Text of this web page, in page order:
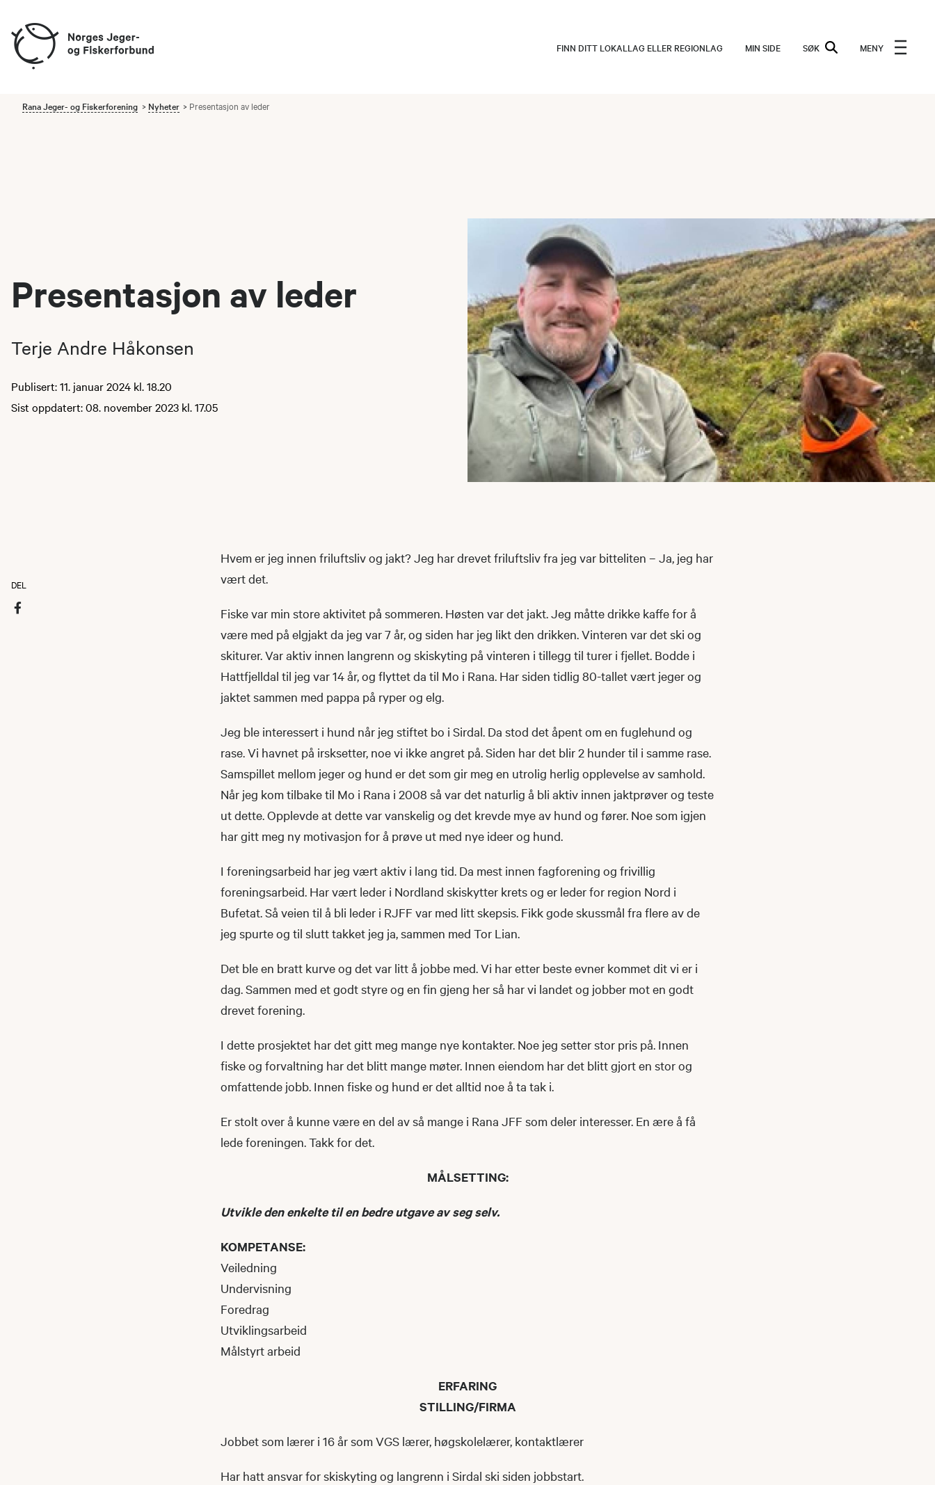
FINN DITT LOKALLAG ELLER REGIONLAG MIN SIDE SØK MENY
Rana Jeger- og Fiskerforening Nyheter Presentasjon av leder
Presentasjon av leder
Terje Andre Håkonsen
Publisert: 11. januar 2024 kl. 18.20
Sist oppdatert: 08. november 2023 kl. 17.05
DEL
Hvem er jeg innen friluftsliv og jakt? Jeg har drevet friluftsliv fra jeg var bitteliten – Ja, jeg har
vært det.
Fiske var min store aktivitet på sommeren. Høsten var det jakt. Jeg måtte drikke kaffe for å
være med på elgjakt da jeg var 7 år, og siden har jeg likt den drikken. Vinteren var det ski og
skiturer. Var aktiv innen langrenn og skiskyting på vinteren i tillegg til turer i fjellet. Bodde i
Hattfjelldal til jeg var 14 år, og flyttet da til Mo i Rana. Har siden tidlig 80-tallet vært jeger og
jaktet sammen med pappa på ryper og elg.
Jeg ble interessert i hund når jeg stiftet bo i Sirdal. Da stod det åpent om en fuglehund og
rase. Vi havnet på irsksetter, noe vi ikke angret på. Siden har det blir 2 hunder til i samme rase.
Samspillet mellom jeger og hund er det som gir meg en utrolig herlig opplevelse av samhold.
Når jeg kom tilbake til Mo i Rana i 2008 så var det naturlig å bli aktiv innen jaktprøver og teste
ut dette. Opplevde at dette var vanskelig og det krevde mye av hund og fører. Noe som igjen
har gitt meg ny motivasjon for å prøve ut med nye ideer og hund.
I foreningsarbeid har jeg vært aktiv i lang tid. Da mest innen fagforening og frivillig
foreningsarbeid. Har vært leder i Nordland skiskytter krets og er leder for region Nord i
Bufetat. Så veien til å bli leder i RJFF var med litt skepsis. Fikk gode skussmål fra flere av de
jeg spurte og til slutt takket jeg ja, sammen med Tor Lian.
Det ble en bratt kurve og det var litt å jobbe med. Vi har etter beste evner kommet dit vi er i
dag. Sammen med et godt styre og en fin gjeng her så har vi landet og jobber mot en godt
drevet forening.
I dette prosjektet har det gitt meg mange nye kontakter. Noe jeg setter stor pris på. Innen
fiske og forvaltning har det blitt mange møter. Innen eiendom har det blitt gjort en stor og
omfattende jobb. Innen fiske og hund er det alltid noe å ta tak i.
Er stolt over å kunne være en del av så mange i Rana JFF som deler interesser. En ære å få
lede foreningen. Takk for det.
MÅLSETTING:
Utvikle den enkelte til en bedre utgave av seg selv.
KOMPETANSE:
Veiledning
Undervisning
Foredrag
Utviklingsarbeid
Målstyrt arbeid
ERFARING
STILLING/FIRMA
Jobbet som lærer i 16 år som VGS lærer, høgskolelærer, kontaktlærer
Har hatt ansvar for skiskyting og langrenn i Sirdal ski siden jobbstart.